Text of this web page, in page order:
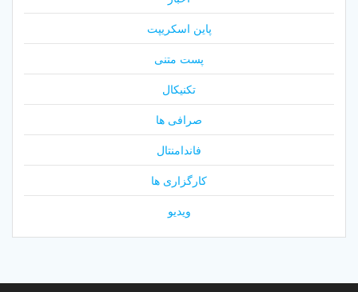
پاین اسکریپت
پست متنی
تکنیکال
صرافی ها
فاندامنتال
کارگزاری ها
ویدیو